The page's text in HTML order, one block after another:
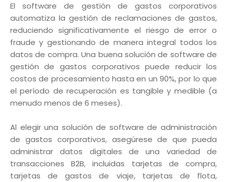
El software de gestión de gastos corporativos
automatiza la gestión de reclamaciones de gastos,
reduciendo significativamente el riesgo de error o
fraude y gestionando de manera integral todos los
datos de compra. Una buena solución de software de
gestión de gastos corporativos puede reducir los
costos de procesamiento hasta en un 90%, por lo que
el período de recuperación es tangible y medible (a
menudo menos de 6 meses).
Al elegir una solución de software de administración
de gastos corporativos, asegúrese de que pueda
administrar datos digitales de una variedad de
transacciones B2B, incluidas tarjetas de compra,
tarjetas de gastos de viaje, tarjetas de flota,